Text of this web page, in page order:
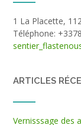
1 La Placette,
Téléphone:
ARTICLES
Vernisssage des